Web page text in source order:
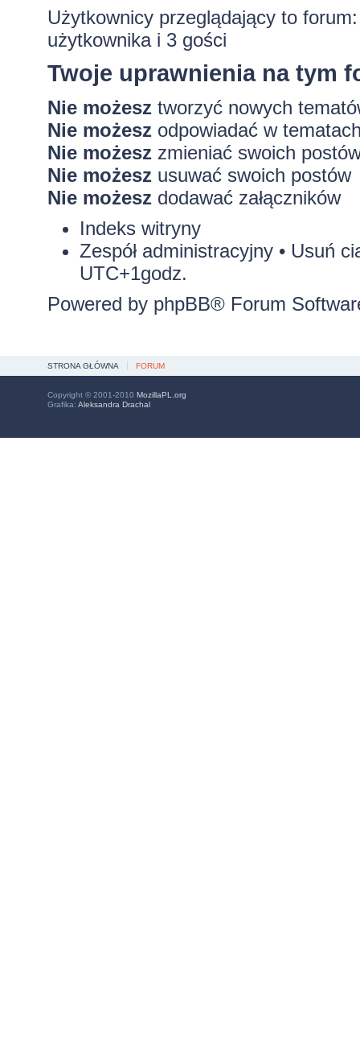
Użytkownicy przeglądający to
użytkownika i 3 gości
Twoje uprawnienia na tym
Nie możesztworzyć nowych
Nie możeszodpowiadać w
Nie możeszzmieniać swoich
Nie możeszusuwać swoich postów
Nie możeszdodawać załączników
Indeks witryny
Zespół administracyjny• Usuń
UTC+1godz.
Powered by phpBB® Forum
STRONA GŁÓWNA FORUM
Copyright © 2001-2010 MozillaPL.org
Grafika: Aleksandra Drachal